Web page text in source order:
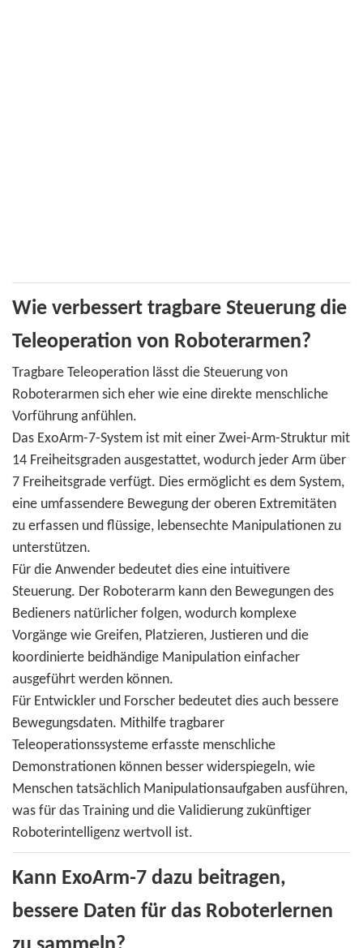
Wie verbessert tragbare Steuerung die
Teleoperation von Roboterarmen?
Tragbare Teleoperation lässt die Steuerung von
Roboterarmen sich eher wie eine direkte menschliche
Vorführung anfühlen.
Das ExoArm-7-System ist mit einer Zwei-Arm-Struktur mit
14 Freiheitsgraden ausgestattet, wodurch jeder Arm über
7 Freiheitsgrade verfügt. Dies ermöglicht es dem System,
eine umfassendere Bewegung der oberen Extremitäten
zu erfassen und flüssige, lebensechte Manipulationen zu
unterstützen.
Für die Anwender bedeutet dies eine intuitivere
Steuerung. Der Roboterarm kann den Bewegungen des
Bedieners natürlicher folgen, wodurch komplexe
Vorgänge wie Greifen, Platzieren, Justieren und die
koordinierte beidhändige Manipulation einfacher
ausgeführt werden können.
Für Entwickler und Forscher bedeutet dies auch bessere
Bewegungsdaten. Mithilfe tragbarer
Teleoperationssysteme erfasste menschliche
Demonstrationen können besser widerspiegeln, wie
Menschen tatsächlich Manipulationsaufgaben ausführen,
was für das Training und die Validierung zukünftiger
Roboterintelligenz wertvoll ist.
Kann ExoArm-7 dazu beitragen,
bessere Daten für das Roboterlernen